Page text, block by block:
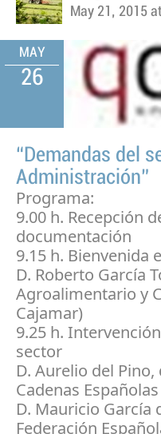
May 21, 2015
MAY
26
“Demandas del
Administración”
Programa:
9.00 h. Recepción
documentación
9.15 h. Bienvenida
D. Roberto García
Agroalimentario y
Cajamar)
9.25 h.
sector
D. Aurelio del
Cadenas
D. Mauricio García
Federación